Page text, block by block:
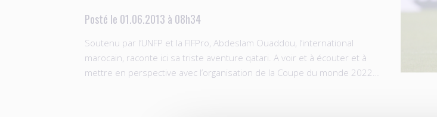
Posté le 01.06.2013 à 08h34
Soutenu par l’UNFP et la FIFPro, Abdeslam Ouaddou, l’international
marocain, raconte ici sa triste aventure qatari. A voir et à écouter et à
mettre en perspective avec l’organisation de la Coupe du monde 2022…